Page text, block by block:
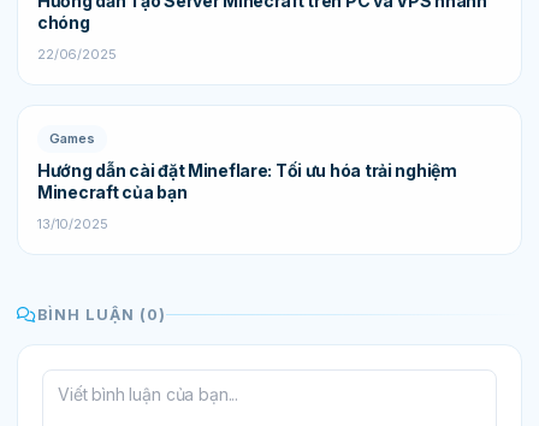
chóng
22/06/2025
Games
Hướng dẫn cài đặt Mineflare: Tối ưu hóa trải nghiệm
Minecraft của bạn
13/10/2025
BÌNH LUẬN (0)